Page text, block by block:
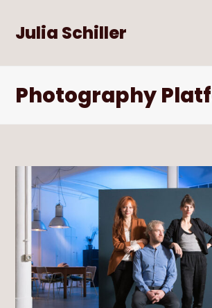
Julia Schiller
Photography